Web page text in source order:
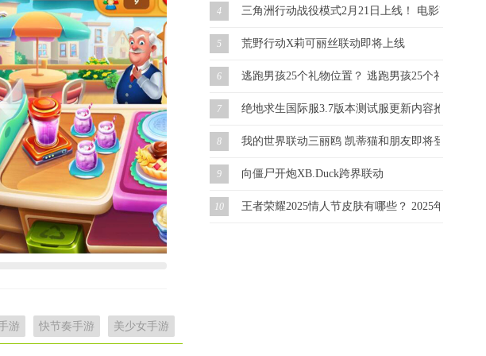
游 快节奏手游 美少女手游
4 三角洲行动战役模式2月21日上线！ 电影改编 虚
5 荒野行动X莉可丽丝联动即将上线
6 逃跑男孩25个礼物位置？ 逃跑男孩25个礼物怎么
7 绝地求生国际服3.7版本测试服更新内容抢先看！
8 我的世界联动三丽鸥 凯蒂猫和朋友即将登场！
9 向僵尸开炮XB.Duck跨界联动
10 王者荣耀2025情人节皮肤有哪些？ 2025年情人节